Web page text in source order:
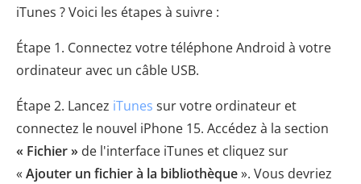
iTunes ? Voici les étapes à suivre :
Étape 1. Connectez votre téléphone Android à votre
ordinateur avec un câble USB.
Étape 2. Lancez iTunes sur votre ordinateur et
connectez le nouvel iPhone 15. Accédez à la section
« Fichier » de l'interface iTunes et cliquez sur
«Ajouter un fichier à la bibliothèque». Vous devriez